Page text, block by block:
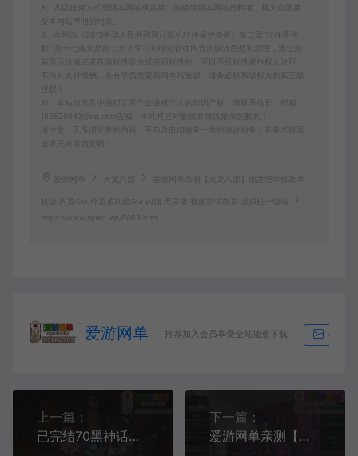
8、凡以任何方式登陆本网站或直接、间接使用本网站资料者，视为自愿接
受本网站声明的约束。
9、本站以《2013中华人民共和国计算机软件保护条例》第二章"软件菩作
权” 第十七条为原则：为了学习和研究软件内含的设计思想和原理，通过安
装显示传输或者存储软件等方式使用软件的，可以不经软件著作权人许可，
不向其支付报酬。若有学员需要商用本站资源，请务必联系版权方购买正版
10、本站如无意中侵犯了某个企业或个人的知识产权，请联系站长，邮箱：
185529643@qq.com告知，本站将立即删除并致以最深的歉意！
请注意：无所谓完美的内容，不包含BUG修复一类的修改服务！若要求较高
追求完美请勿赞助！
爱游网单 天龙八部 爱游网单亲测【天龙八部】现世绝学技改单
机版 内置GM 外置多功能GM 内辅 无字谱 视频安装教学 虚拟机一键端
https://www.aywd.vip/8063.html
爱游网单 推荐加入会员享受全站随意下载 生成海
上一篇：
已完结70黑神话龙服升级版特色微变 异界技能宝珠 宠物装备 联机版 在线泡点 一键启动
下一篇：
爱游网单亲测【天命西游】80级佛国修罗端单机虚拟机一键端GM工具 命令 代码 视频安装教学+win手工端文本教学